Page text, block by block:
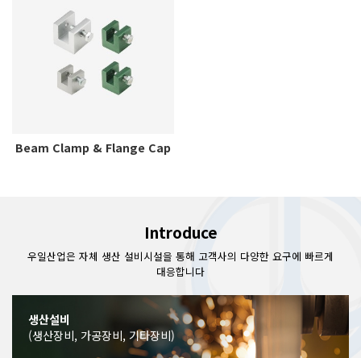
Beam Clamp & Flange Cap
Introduce
우일산업은 자체 생산 설비시설을 통해 고객사의 다양한 요구에 빠르게
대응합니다
생산설비
(생산장비, 가공장비, 기타장비)